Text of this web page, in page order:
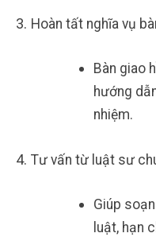
Hoàn tất nghĩa vụ
Bàn giao
hướng
nhiệm.
Tư vấn từ luật sư
Giúp
luật, hạn